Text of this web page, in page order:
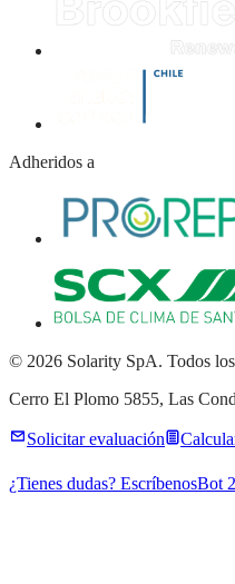
Adheridos a
© 2026 Solarity SpA. Todos los
Cerro El Plomo 5855, Las
Solicitar evaluación
¿Tienes dudas? EscríbenosBot